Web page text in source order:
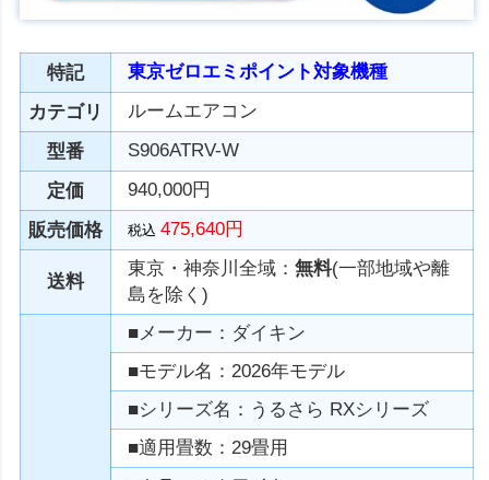
特記
東京ゼロエミポイント対象機種
カテゴリ
ルームエアコン
型番
S906ATRV-W
定価
940,000円
販売価格
税込475,640円
送料
東京・神奈川全域：無料(一部地域や離
島を除く)
■メーカー：ダイキン
■モデル名：2026年モデル
■シリーズ名：うるさら RXシリーズ
■適用畳数：29畳用